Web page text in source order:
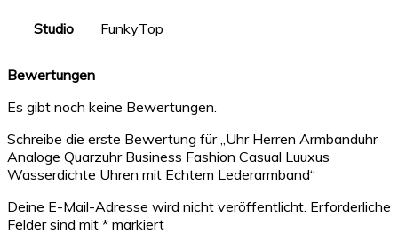
Studio FunkyTop
Bewertungen
Es gibt noch keine Bewertungen.
Schreibe die erste Bewertung für „Uhr Herren Armbanduhr
Analoge Quarzuhr Business Fashion Casual Luuxus
Wasserdichte Uhren mit Echtem Lederarmband“
Deine E-Mail-Adresse wird nicht veröffentlicht. Erforderliche
Felder sind mit * markiert